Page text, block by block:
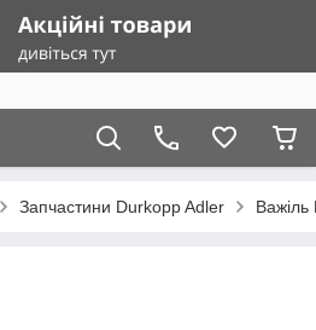
Запчастини Durkopp Adler